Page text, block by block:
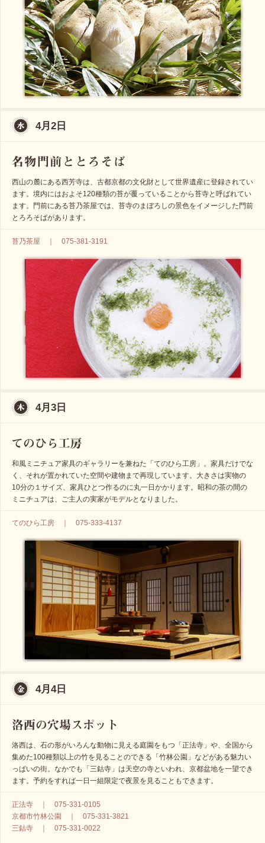
4月2日
西山の麓にある西芳寺は、古都京都の文化財として世界遺産に登録されてい
ます。境内にはおよそ120種類の苔が覆っていることから苔寺と呼ばれてい
ます。門前にある苔乃茶屋では、苔寺のまぼろしの景色をイメージした門前
とろろそばがあります。
苔乃茶屋 ｜ 075-381-3191
4月3日
和風ミニチュア家具のギャラリーを兼ねた「てのひら工房」。家具だけでな
く、それが置かれていた空間や建物まで再現しています。大きさは実物の
10分の１サイズ、家具ひとつ作るのに丸一日かかります。昭和の茶の間の
ミニチュアは、ご主人の実家がモデルとなりました。
てのひら工房 ｜ 075-333-4137
4月4日
洛西は、石の形がいろんな動物に見える庭園をもつ「正法寺」や、全国から
集めた100種類以上の竹を見ることのできる「竹林公園」などがある魅力い
っぱいの街。なかでも「三鈷寺」は天空の寺といわれ、京都盆地を一望でき
ます。予約をすれば一日一組限定で夜景を見ることもできます。
正法寺 ｜ 075-331-0105
京都市竹林公園 ｜ 075-331-3821
三鈷寺 ｜ 075-331-0022